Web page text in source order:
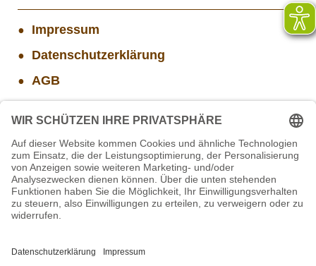
Impressum
Datenschutzerklärung
AGB
Widerrufsbelehrung
Aktuelle Stellenangebote
Mitarbeiter/in Technik im Projekt SCHWARZWALD